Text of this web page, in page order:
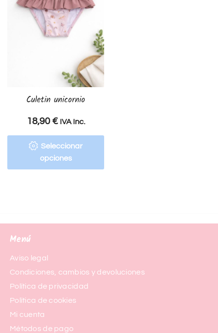
Culetin unicornio
18,90 € IVA Inc.
Seleccionar
opciones
Menú
Aviso legal
Condiciones, cambios y devoluciones
Política de privacidad
Política de cookies
Mi cuenta
Métodos de pago